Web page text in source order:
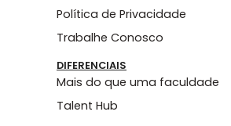
Política de Privacidade
Trabalhe Conosco
DIFERENCIAIS
Mais do que uma faculdade
Talent Hub